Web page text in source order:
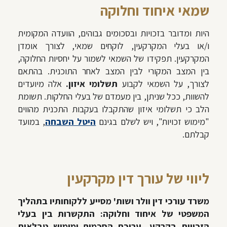
שמאי איחוד וחלוקה
היות ומדובר בזכויות ובסכומים גבוהים, הוועדה המקומית
ו/או בעלי המקרקעין, לוקחים שמאי, לצורך אומדן
המקרקעין. תפקידו של השמאי לשמור על יחסיות החלוקה,
בין המצב המקורי לבין המצב לאחר התוכנית. בהתאם
לצורך, על השמאי לקבוע תשלומי איזון. אלה מיועדים
להשוות, ככל שניתן, בין מעמדם של בעלי החלקות. תשומת
הלב כי תשלומי איזון שהתקבלו בעקבות התכנית מהווים
"מימוש זכויות", ויש לשלם בגינם היטל השבחה, במועד
קבלתם.
ליווי של עורך דין מקרקעין
משרד עורכי דין וולר ושות' מסייע ללקוחותיו בתהליך
המשפטי של איחוד וחלוקה: התקשרות בין בעלי